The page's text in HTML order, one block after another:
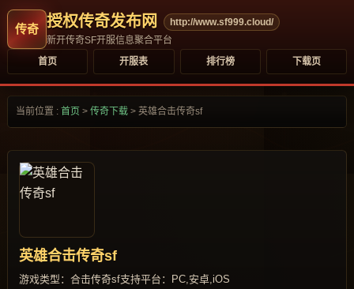
授权传奇发布网
http://www.sf999.cloud/
新开传奇SF开服信息聚合平台
首页
开服表 排行榜 下载页
当前位置 : 首页 > 传奇下载 > 英雄合击传奇sf
英雄合击传奇sf
游戏类型：合击传奇sf支持平台：PC,安卓,iOS